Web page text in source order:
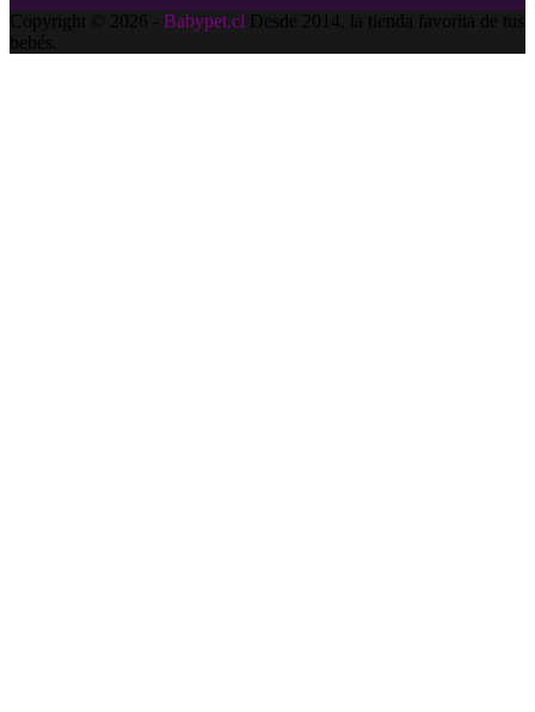
Copyright © 2026 - Babypet.cl Desde 2014, la tienda favorita de tus
bebés.